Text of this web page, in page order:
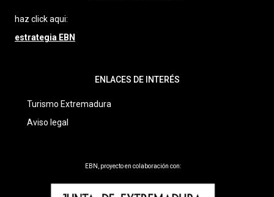
haz click aqui:
estrategia EBN
ENLACES DE INTERÉS
Turismo Extremadura
Aviso legal
EBN, proyecto en colaboración con: